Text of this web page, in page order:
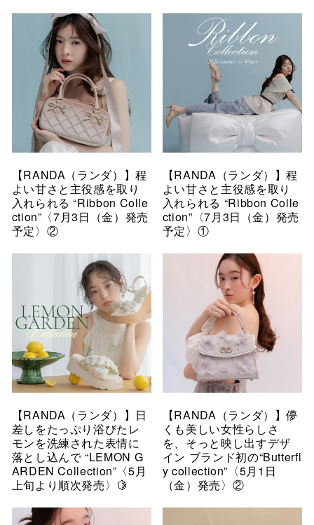
【RANDA（ランダ）】程
よい甘さと主役感を取り
入れられる “Ribbon Colle
ction”〈7月3日（金）発売
予定〉②
【RANDA（ランダ）】程
よい甘さと主役感を取り
入れられる “Ribbon Colle
ction”〈7月3日（金）発売
予定〉①
【RANDA（ランダ）】日
差しをたっぷり浴びたレ
モンを洗練された表情に
落とし込んで “LEMON G
ARDEN Collection”〈5月
上旬より順次発売〉🍋
【RANDA（ランダ）】儚
くも美しい女性らしさ
を、そっと映し出すデザ
イン ブランド初の“Butterfl
y collection”〈5月1日
（金）発売〉②